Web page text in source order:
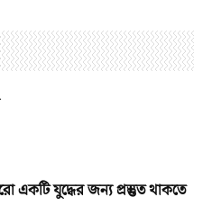
একটি যুদ্ধের জন্য প্রস্তুত থাকতে